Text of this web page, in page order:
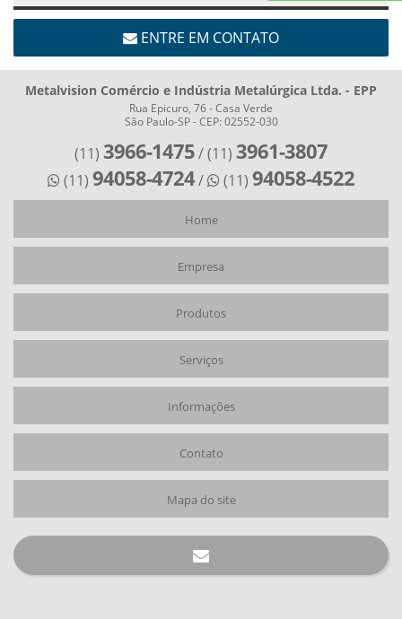
PINOS PB 0,85/18
PINOS PC 1,20/35
PINOS PT/50
PREGADORES
PREGADOR DT M-100
PREGADOR DT M-70
PREGADOR DT M-83
PREGADOR DT M-90
ENTRE EM CONTATO
Metalvision Comércio e Indústria Metalúrgica Ltda. - EPP
Rua Epicuro, 76 - Casa Verde
São Paulo-SP - CEP: 02552-030
(11) 3966-1475/ (11) 3961-3807
(11) 94058-4724/ (11) 94058-4522
Home
Empresa
Produtos
Serviços
Informações
Contato
Mapa do site